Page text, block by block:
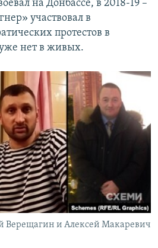
на Донбассе, в 2018-19 –
участвовал в
протестов в
нет в живых.
Верещагин и Алексей Макаревич